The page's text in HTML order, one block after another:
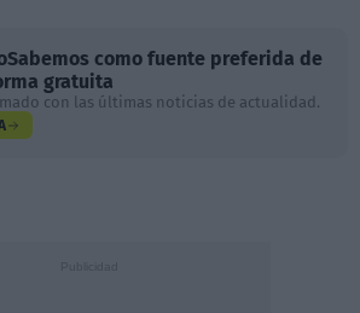
como fuente preferida de
gratuita
con las últimas noticias de actualidad.